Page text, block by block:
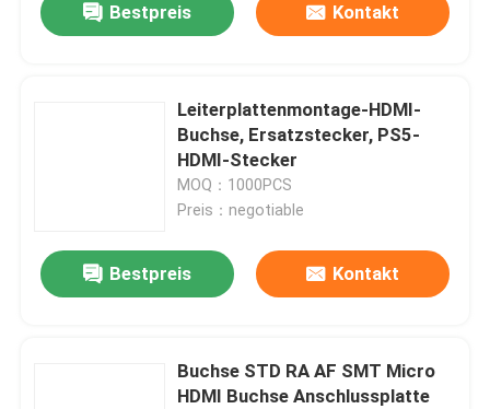
Bestpreis Kontakt
Leiterplattenmontage-HDMI-
Buchse, Ersatzstecker, PS5-
HDMI-Stecker
MOQ：1000PCS
Preis：negotiable
Bestpreis Kontakt
Buchse STD RA AF SMT Micro
HDMI Buchse Anschlussplatte